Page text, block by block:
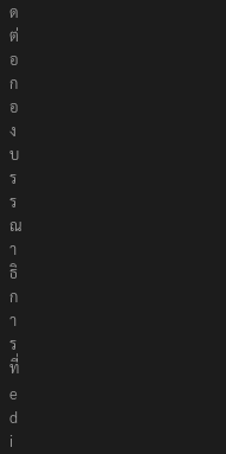
ด
ต่
อ
ก
อ
ง
บ
ร
ร
ณ
า
ธิ
ก
า
ร
ที่
e
d
i